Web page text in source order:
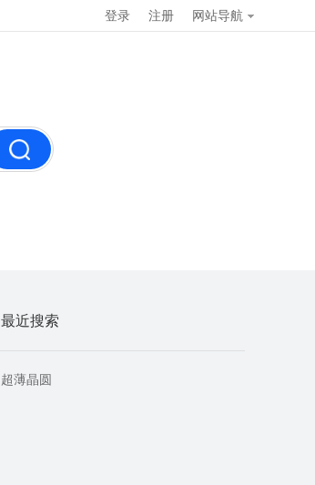
登录 注册 网站导航
最近搜索
超薄晶圆